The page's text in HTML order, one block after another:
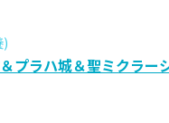
)
ラハ城＆聖ミクラー